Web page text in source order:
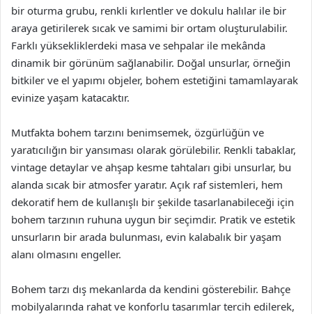
bir oturma grubu, renkli kırlentler ve dokulu halılar ile bir
araya getirilerek sıcak ve samimi bir ortam oluşturulabilir.
Farklı yüksekliklerdeki masa ve sehpalar ile mekânda
dinamik bir görünüm sağlanabilir. Doğal unsurlar, örneğin
bitkiler ve el yapımı objeler, bohem estetiğini tamamlayarak
evinize yaşam katacaktır.
Mutfakta bohem tarzını benimsemek, özgürlüğün ve
yaratıcılığın bir yansıması olarak görülebilir. Renkli tabaklar,
vintage detaylar ve ahşap kesme tahtaları gibi unsurlar, bu
alanda sıcak bir atmosfer yaratır. Açık raf sistemleri, hem
dekoratif hem de kullanışlı bir şekilde tasarlanabileceği için
bohem tarzının ruhuna uygun bir seçimdir. Pratik ve estetik
unsurların bir arada bulunması, evin kalabalık bir yaşam
alanı olmasını engeller.
Bohem tarzı dış mekanlarda da kendini gösterebilir. Bahçe
mobilyalarında rahat ve konforlu tasarımlar tercih edilerek,